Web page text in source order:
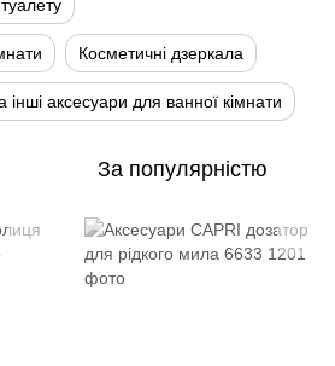
Косметичні дзеркала
інші аксесуари для ванної кімнати
За популярністю